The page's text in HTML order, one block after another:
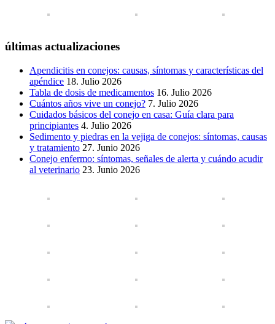
últimas actualizaciones
Apendicitis en conejos: causas, síntomas y características del
apéndice 18. Julio 2026
Tabla de dosis de medicamentos 16. Julio 2026
Cuántos años vive un conejo? 7. Julio 2026
Cuidados básicos del conejo en casa: Guía clara para
principiantes 4. Julio 2026
Sedimento y piedras en la vejiga de conejos: síntomas, causas
y tratamiento 27. Junio 2026
Conejo enfermo: síntomas, señales de alerta y cuándo acudir
al veterinario 23. Junio 2026